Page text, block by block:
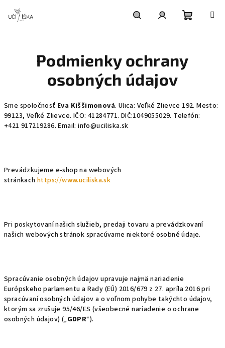
obsah
košík
Podmienky ochrany
osobných údajov
Sme spoločnosť Eva Kiššimonová. Ulica: Veľké Zlievce 192. Mesto:
99123, Veľké Zlievce. IČO: 41284771. DIČ:1049055029. Telefón:
+421 917219286. Email: info@uciliska.sk
Prevádzkujeme e-shop na webových
stránkachhttps://www.uciliska.sk
Pri poskytovaní našich služieb, predaji tovaru a prevádzkovaní
našich webových stránok spracúvame niektoré osobné údaje.
Spracúvanie osobných údajov upravuje najmä nariadenie
Európskeho parlamentu a Rady (EÚ) 2016/679 z 27. apríla 2016 pri
spracúvaní osobných údajov a o voľnom pohybe takýchto údajov,
ktorým sa zrušuje 95/46/ES (všeobecné nariadenie o ochrane
osobných údajov) („GDPR“).